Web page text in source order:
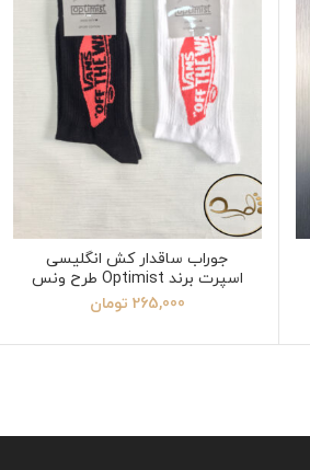
جوراب ساقدار کش انگلیسی
اسپرت برند Optimist طرح ونس
265,000 تومان